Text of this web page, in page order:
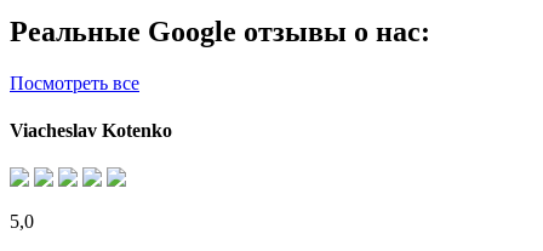
Реальные Google отзывы о нас:
Посмотреть все
Viacheslav Kotenko
5,0